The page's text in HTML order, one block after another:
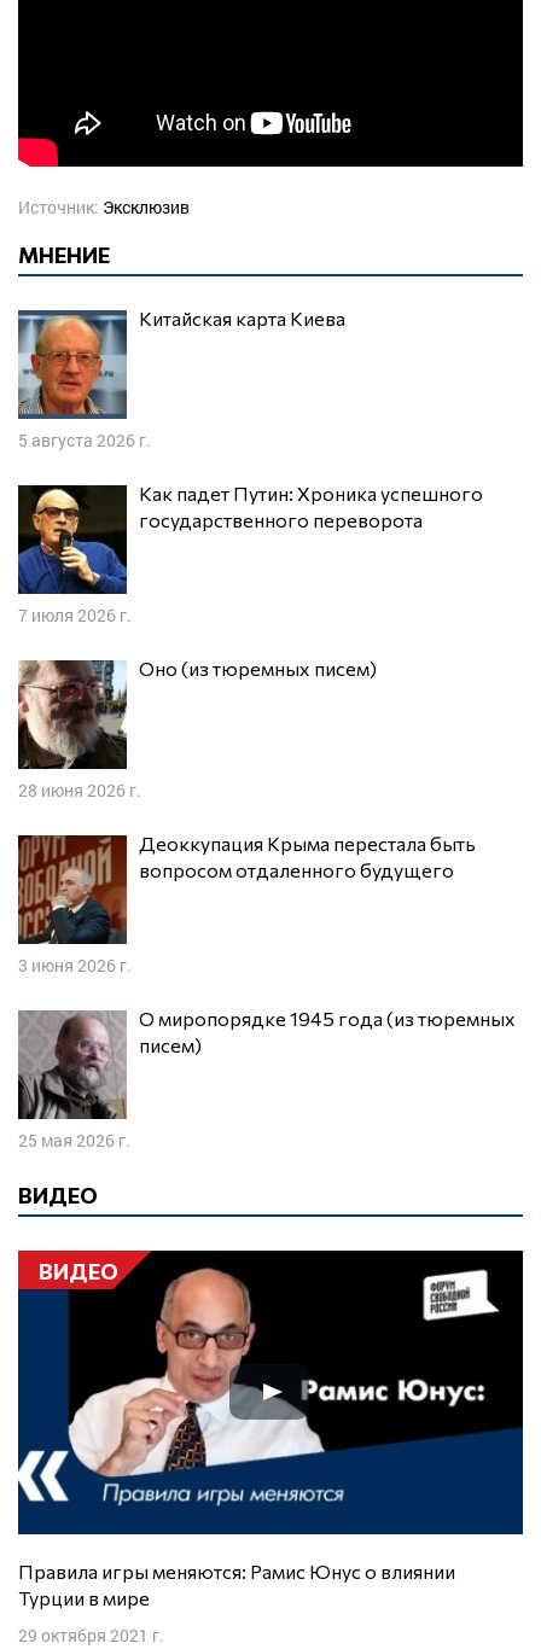
Источник: Эксклюзив
МНЕНИЕ
Китайская карта Киева
5 августа 2026 г.
Как падет Путин: Хроника успешного
государственного переворота
7 июля 2026 г.
Оно (из тюремных писем)
28 июня 2026 г.
Деоккупация Крыма перестала быть
вопросом отдаленного будущего
3 июня 2026 г.
О миропорядке 1945 года (из тюремных
писем)
25 мая 2026 г.
ВИДЕО
ВИДЕО
Правила игры меняются: Рамис Юнус о влиянии
Турции в мире
29 октября 2021 г.